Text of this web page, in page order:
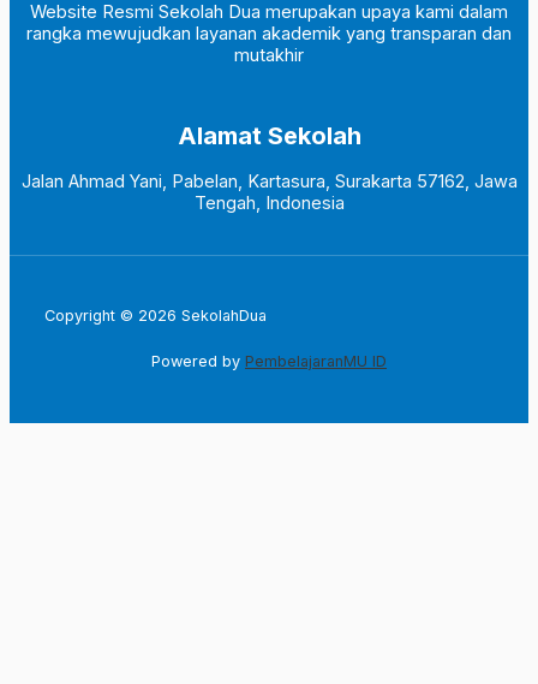
Website Resmi Sekolah Dua merupakan upaya kami dalam
rangka mewujudkan layanan akademik yang transparan dan
mutakhir
Alamat Sekolah
Jalan Ahmad Yani, Pabelan, Kartasura, Surakarta 57162, Jawa
Tengah, Indonesia
Copyright © 2026 SekolahDua
Powered by PembelajaranMU ID